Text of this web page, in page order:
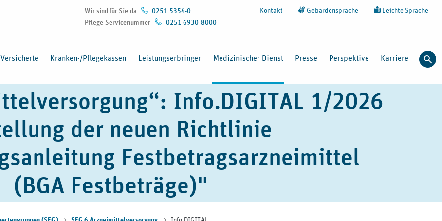
Wir sind für Sie da
0251 5354-0
Pflege-Servicenummer
0251 6930-8000
Kontakt Gebärdensprache Leichte Sprache
Versicherte Kranken-/Pflegekassen Leistungserbringer Medizinischer Dienst Presse Perspektive Karriere
Info.DIGITAL 1/2026
der neuen Richtlinie
Festbetragsarzneimittel
(BGA Festbeträge)"